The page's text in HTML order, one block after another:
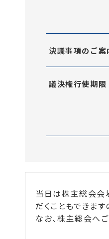
決議事項のご案
議決権行使期限
当日は株主総会会
だくこともできま
なお、株主総会へ